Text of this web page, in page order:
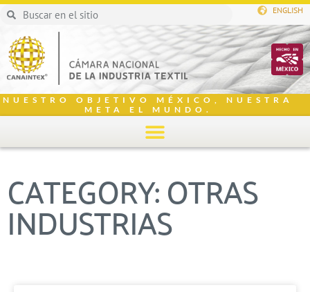
ENGLISH
NUESTRO OBJETIVO MÉXICO, NUESTRA
META EL MUNDO.
CATEGORY: OTRAS
INDUSTRIAS